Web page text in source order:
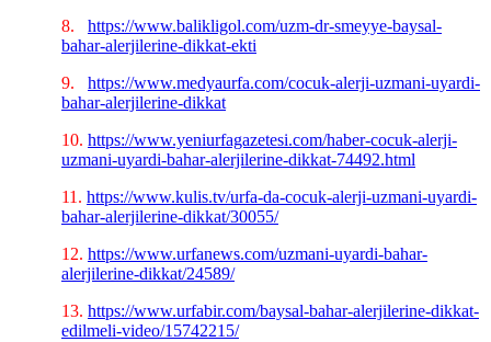
8.
https://www.balikligol.com/uzm-dr-smeyye-baysal-
bahar-alerjilerine-dikkat-ekti
9.
https://www.medyaurfa.com/cocuk-alerji-uzmani-uyardi-
bahar-alerjilerine-dikkat
10. https://www.yeniurfagazetesi.com/haber-cocuk-alerji-
uzmani-uyardi-bahar-alerjilerine-dikkat-74492.html
11. https://www.kulis.tv/urfa-da-cocuk-alerji-uzmani-uyardi-
bahar-alerjilerine-dikkat/30055/
12. https://www.urfanews.com/uzmani-uyardi-bahar-
alerjilerine-dikkat/24589/
13. https://www.urfabir.com/baysal-bahar-alerjilerine-dikkat-
edilmeli-video/15742215/